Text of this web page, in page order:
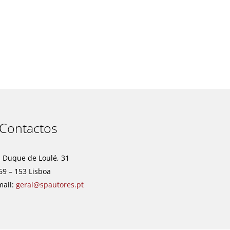
Contactos
Duque de Loulé, 31
– 153 Lisboa
geral@spautores.pt